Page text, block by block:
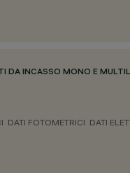
DA INCASSO MONO E
DATI FOTOMETRICI DATI